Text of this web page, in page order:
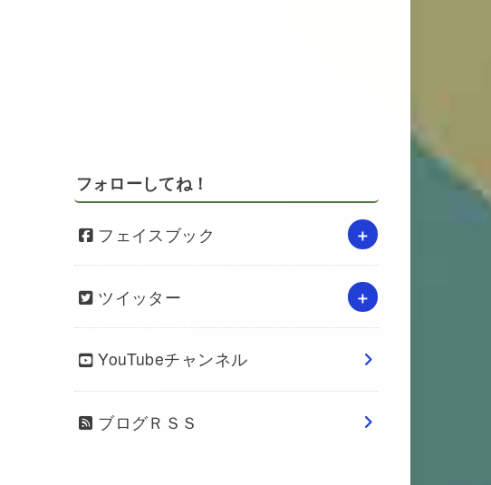
フォローしてね！
フェイスブック
ツイッター
YouTubeチャンネル
ブログＲＳＳ